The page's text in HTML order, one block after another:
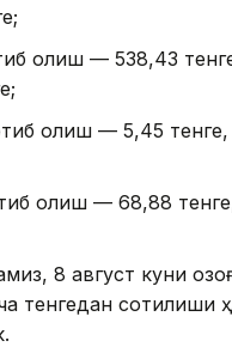
олиш — 538,43
олиш — 5,45
олиш — 68,88
8 август куни
тенгедан сотилиши